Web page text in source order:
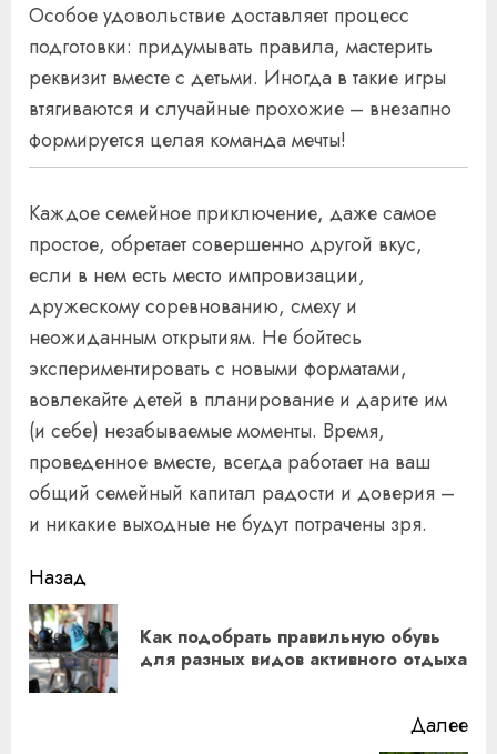
Особое удовольствие доставляет процесс
подготовки: придумывать правила, мастерить
реквизит вместе с детьми. Иногда в такие игры
втягиваются и случайные прохожие – внезапно
формируется целая команда мечты!
Каждое семейное приключение, даже самое
простое, обретает совершенно другой вкус,
если в нем есть место импровизации,
дружескому соревнованию, смеху и
неожиданным открытиям. Не бойтесь
экспериментировать с новыми форматами,
вовлекайте детей в планирование и дарите им
(и себе) незабываемые моменты. Время,
проведенное вместе, всегда работает на ваш
общий семейный капитал радости и доверия –
и никакие выходные не будут потрачены зря.
Продолжить
чтение
Назад
Как подобрать правильную обувь
для разных видов активного отдыха
Далее